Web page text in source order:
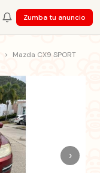
Zumba tu anuncio
>
Mazda CX9 SPORT
›